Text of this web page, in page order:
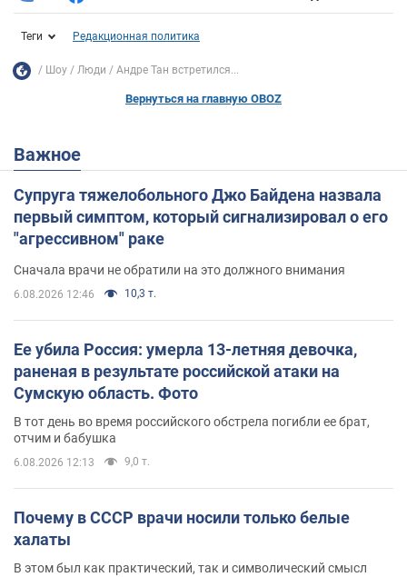
Теги Редакционная политика
Шоу Люди Андре Тан встретился...
Вернуться на главную OBOZ
Важное
Супруга тяжелобольного Джо Байдена назвала
первый симптом, который сигнализировал о его
"агрессивном" раке
Сначала врачи не обратили на это должного внимания
6.08.2026 12:46 10,3 т.
Ее убила Россия: умерла 13-летняя девочка,
раненая в результате российской атаки на
Сумскую область. Фото
В тот день во время российского обстрела погибли ее брат,
отчим и бабушка
6.08.2026 12:13 9,0 т.
Почему в СССР врачи носили только белые
халаты
В этом был как практический, так и символический смысл